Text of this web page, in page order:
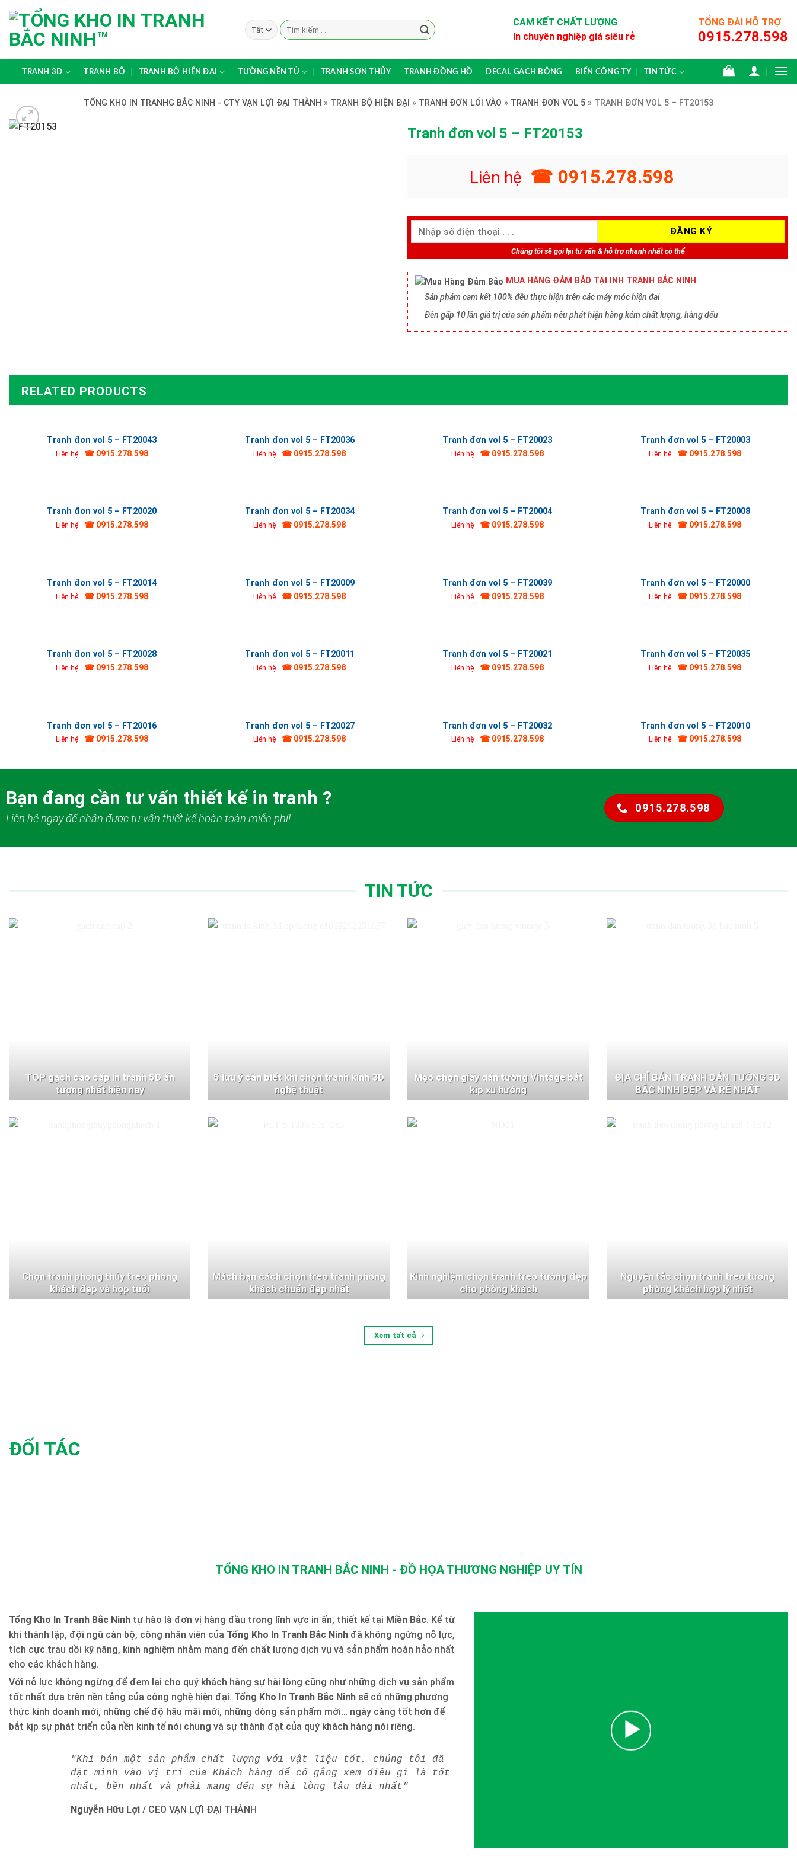
to
content
Search
for:
CAM KẾT CHẤT LƯỢNG
In chuyên nghiệp giá siêu rẻ
TỔNG ĐÀI HỖ TRỢ
0915.278.598
TRANH 3D TRANH BỘ TRANH BỘ HIỆN ĐẠI TƯỜNG NỀN TỦ TRANH SƠN THỦY TRANH ĐỒNG HỒ DECAL GẠCH BÔNG BIỂN CÔNG TY TIN TỨC
TỔNG KHO IN TRANHG BẮC NINH - CTY VẠN LỢI ĐẠI THÀNH » TRANH BỘ HIỆN ĐẠI » TRANH ĐƠN LỐI VÀO » TRANH ĐƠN VOL 5 » TRANH ĐƠN VOL 5 – FT20153
Tranh đơn vol 5 – FT20153
Liên hệ ☎ 0915.278.598
Chúng tôi sẽ gọi lại tư vấn & hỗ trợ nhanh nhất có thể
MUA HÀNG ĐẢM BẢO TẠI INH TRANH BẮC NINH
Sản phảm cam kết 100% đều thực hiện trên các máy móc hiện đại
Đền gấp 10 lần giá trị của sản phẩm nếu phát hiện hàng kém chất lượng, hàng đểu
RELATED PRODUCTS
Tranh đơn vol 5 – FT20043
Liên hệ ☎ 0915.278.598
Tranh đơn vol 5 – FT20036
Liên hệ ☎ 0915.278.598
Tranh đơn vol 5 – FT20023
Liên hệ ☎ 0915.278.598
Tranh đơn vol 5 – FT20003
Liên hệ ☎ 0915.278.598
Tranh đơn vol 5 – FT20020
Liên hệ ☎ 0915.278.598
Tranh đơn vol 5 – FT20034
Liên hệ ☎ 0915.278.598
Tranh đơn vol 5 – FT20004
Liên hệ ☎ 0915.278.598
Tranh đơn vol 5 – FT20008
Liên hệ ☎ 0915.278.598
Tranh đơn vol 5 – FT20014
Liên hệ ☎ 0915.278.598
Tranh đơn vol 5 – FT20009
Liên hệ ☎ 0915.278.598
Tranh đơn vol 5 – FT20039
Liên hệ ☎ 0915.278.598
Tranh đơn vol 5 – FT20000
Liên hệ ☎ 0915.278.598
Tranh đơn vol 5 – FT20028
Liên hệ ☎ 0915.278.598
Tranh đơn vol 5 – FT20011
Liên hệ ☎ 0915.278.598
Tranh đơn vol 5 – FT20021
Liên hệ ☎ 0915.278.598
Tranh đơn vol 5 – FT20035
Liên hệ ☎ 0915.278.598
Tranh đơn vol 5 – FT20016
Liên hệ ☎ 0915.278.598
Tranh đơn vol 5 – FT20027
Liên hệ ☎ 0915.278.598
Tranh đơn vol 5 – FT20032
Liên hệ ☎ 0915.278.598
Tranh đơn vol 5 – FT20010
Liên hệ ☎ 0915.278.598
Bạn đang cần tư vấn thiết kế in tranh ?
Liên hệ ngay để nhận được tư vấn thiết kế hoàn toàn miễn phí!
0915.278.598
TIN TỨC
TOP gạch cao cấp in tranh 5D ấn
tượng nhất hiện nay
5 lưu ý cần biết khi chọn tranh kính 3D
nghệ thuật
Mẹo chọn giấy dán tường Vintage bắt
kịp xu hướng
ĐỊA CHỈ BÁN TRANH DÁN TƯỜNG 3D
BẮC NINH ĐẸP VÀ RẺ NHẤT
Chọn tranh phong thủy treo phòng
khách đẹp và hợp tuổi
Mách bạn cách chọn treo tranh phòng
khách chuẩn đẹp nhất
Kinh nghiệm chọn tranh treo tường đẹp
cho phòng khách
Nguyên tắc chọn tranh treo tường
phòng khách hợp lý nhất
Xem tất cả
ĐỐI TÁC
TỔNG KHO IN TRANH BẮC NINH - ĐỒ HỌA THƯƠNG NGHIỆP UY TÍN
Tổng Kho In Tranh Bắc Ninh tự hào là đơn vị hàng đầu trong lĩnh vực in ấn, thiết kế tại Miền Bắc. Kể từ
khi thành lập, đội ngũ cán bộ, công nhân viên của Tổng Kho In Tranh Bắc Ninh đã không ngừng nỗ lực,
tích cực trau dồi kỹ năng, kinh nghiệm nhằm mang đến chất lượng dịch vụ và sản phẩm hoàn hảo nhất
cho các khách hàng.
Với nỗ lực không ngừng để đem lại cho quý khách hàng sự hài lòng cũng như những dịch vụ sản phẩm
tốt nhất dựa trên nền tảng của công nghệ hiện đại. Tổng Kho In Tranh Bắc Ninh sẽ có những phương
thức kinh doanh mới, những chế độ hậu mãi mới, những dòng sản phẩm mới… ngày càng tốt hơn để
bắt kịp sự phát triển của nền kinh tế nói chung và sự thành đạt của quý khách hàng nói riêng.
"Khi bán một sản phẩm chất lượng với vật liệu tốt, chúng tôi đã
đặt mình vào vị trí của Khách hàng để cố gắng xem điều gì là tốt
nhất, bền nhất và phải mang đến sự hài lòng lâu dài nhất"
Nguyễn Hữu Lợi / CEO VẠN LỢI ĐẠI THÀNH